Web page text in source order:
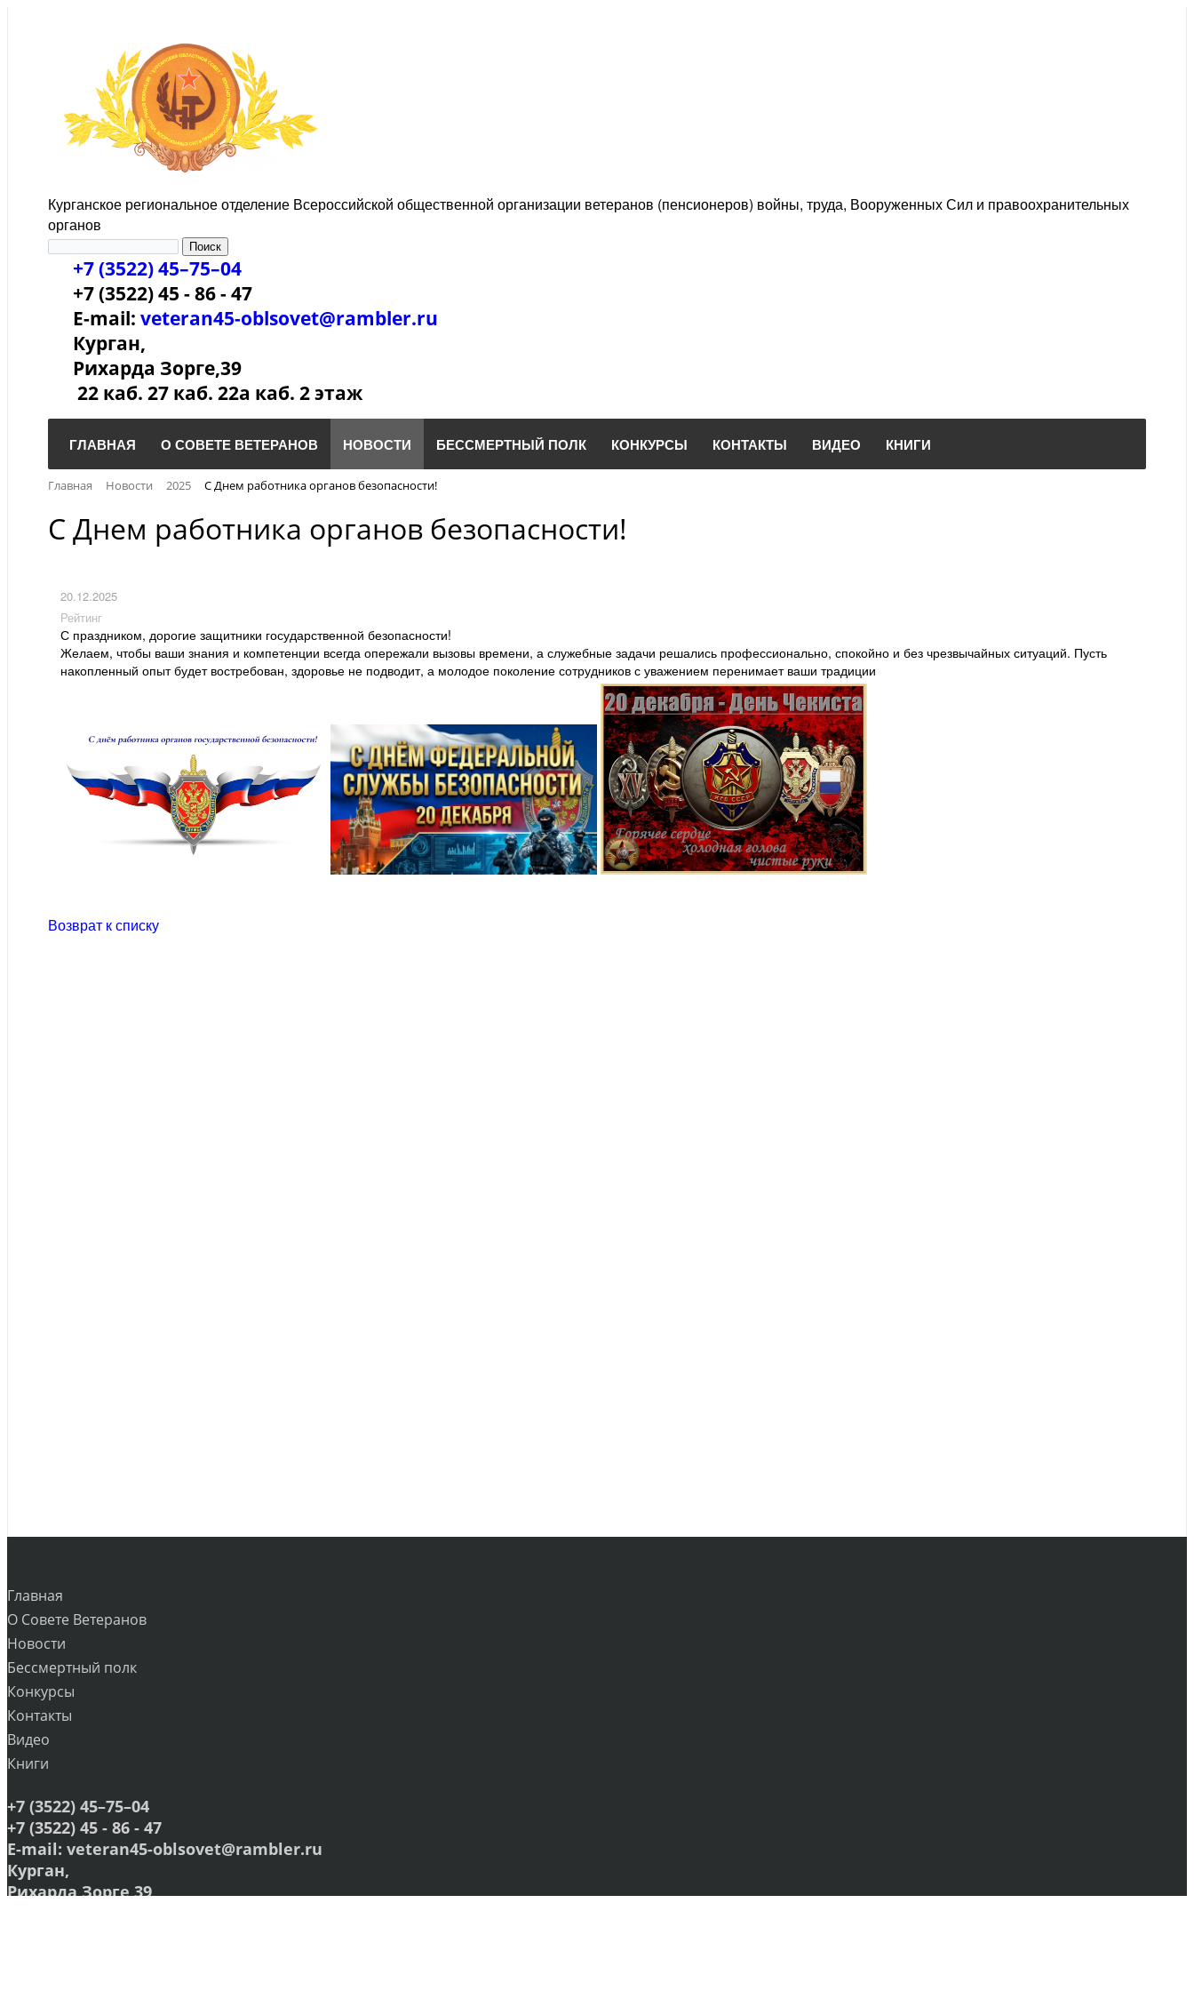
Курганское региональное отделение Всероссийской общественной организации ветеранов (пенсионеров) войны, труда, Вооруженных Сил и правоохранительных
органов
+7 (3522) 45–75–04
+7 (3522) 45 - 86 - 47
E-mail: veteran45-oblsovet@rambler.ru
Курган,
Рихарда Зорге,39
22 каб. 27 каб. 22а каб. 2 этаж
ГЛАВНАЯ О СОВЕТЕ ВЕТЕРАНОВ НОВОСТИ БЕССМЕРТНЫЙ ПОЛК КОНКУРСЫ КОНТАКТЫ ВИДЕО КНИГИ
Главная Новости 2025 С Днем работника органов безопасности!
С Днем работника органов безопасности!
20.12.2025
Рейтинг
С праздником, дорогие защитники государственной безопасности!
Желаем, чтобы ваши знания и компетенции всегда опережали вызовы времени, а служебные задачи решались профессионально, спокойно и без чрезвычайных ситуаций. Пусть
накопленный опыт будет востребован, здоровье не подводит, а молодое поколение сотрудников с уважением перенимает ваши традиции
Возврат к списку
Главная
О Совете Ветеранов
Новости
Бессмертный полк
Конкурсы
Контакты
Видео
Книги
+7 (3522) 45–75–04
+7 (3522) 45 - 86 - 47
E-mail: veteran45-oblsovet@rambler.ru
Курган,
Рихарда Зорге,39